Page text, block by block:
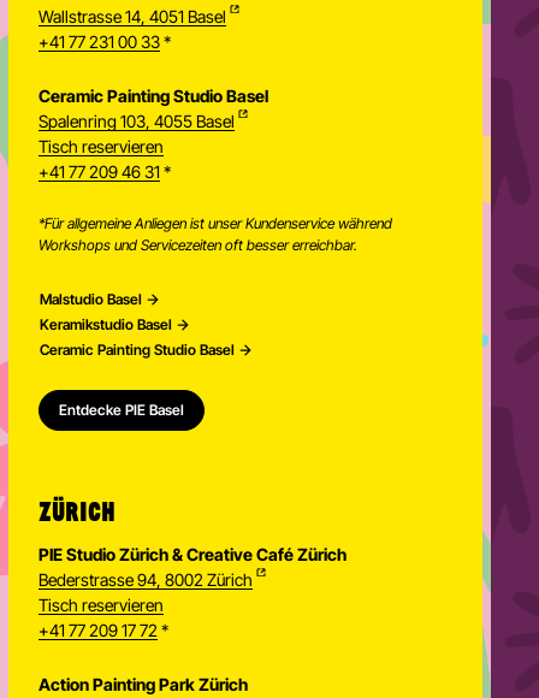
Wallstrasse 14, 4051 Basel
+41 77 231 00 33*
Ceramic Painting Studio Basel
Spalenring 103, 4055 Basel
Tisch reservieren
+41 77 209 46 31 *
*Für allgemeine Anliegen ist unser Kundenservice während
Workshops und Servicezeiten oft besser erreichbar.
Malstudio Basel
Keramikstudio Basel
Ceramic Painting Studio Basel
Entdecke PIE Basel
ZÜRICH
PIE Studio Zürich & Creative Café Zürich
Bederstrasse 94, 8002 Zürich
Tisch reservieren
+41 77 209 17 72 *
Action Painting Park Zürich